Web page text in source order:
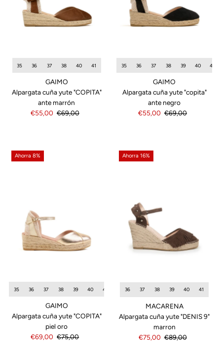
35 36 37 38 40 41
GAIMO
Alpargata cuña yute "COPITA"
ante marrón
Precio
€55,00 Precio
€69,00
35 36 37 38 39 40 42
GAIMO
Alpargata cuña yute "copita"
ante negro
Precio
€55,00 Precio
€69,00
Ahorra 8%
35 36 37 38 39 40 41
GAIMO
Alpargata cuña yute "COPITA"
piel oro
Precio
€69,00 Precio
€75,00
Ahorra 16%
36 37 38 39 40 41
MACARENA
Alpargata cuña yute "DENIS 9"
marron
Precio
€75,00 Precio
€89,00